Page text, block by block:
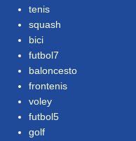
tenis
squash
bici
futbol7
baloncesto
frontenis
voley
futbol5
golf